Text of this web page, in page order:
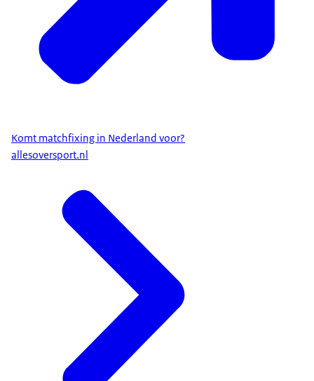
Komt matchfixing in Nederland voor?
allesoversport.nl